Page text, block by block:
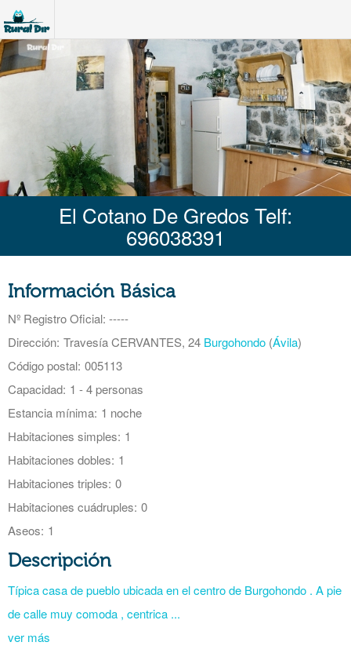
El Cotano De Gredos Telf:
696038391
Información Básica
Nº Registro Oficial: -----
Dirección: Travesía CERVANTES, 24 Burgohondo (Ávila)
Código postal: 005113
Capacidad: 1 - 4 personas
Estancia mínima: 1 noche
Habitaciones simples: 1
Habitaciones dobles: 1
Habitaciones triples: 0
Habitaciones cuádruples: 0
Aseos: 1
Descripción
Típica casa de pueblo ubicada en el centro de Burgohondo . A pie
de calle muy comoda , centrica ...
ver más